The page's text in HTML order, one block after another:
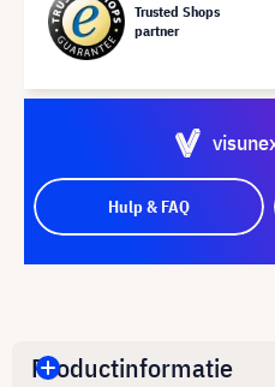
Trusted Shops
partner
Hulp & FAQ
Productinformatie